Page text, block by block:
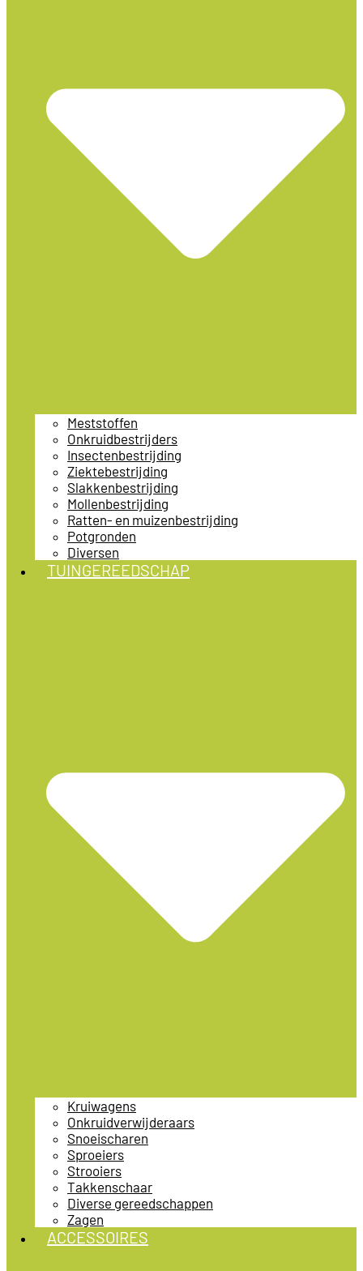
Meststoffen
Onkruidbestrijders
Insectenbestrijding
Ziektebestrijding
Slakkenbestrijding
Mollenbestrijding
Ratten- en muizenbestrijding
Potgronden
Diversen
TUINGEREEDSCHAP
Kruiwagens
Onkruidverwijderaars
Snoeischaren
Sproeiers
Strooiers
Takkenschaar
Diverse gereedschappen
Zagen
ACCESSOIRES